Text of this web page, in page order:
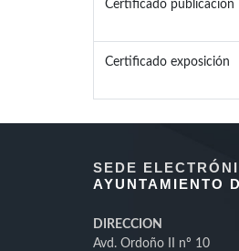
Certificado publicación
Certificado exposición
SEDE
AYUNTAMIENTO
DIRECCION
Avd. Ordoño II nº 10